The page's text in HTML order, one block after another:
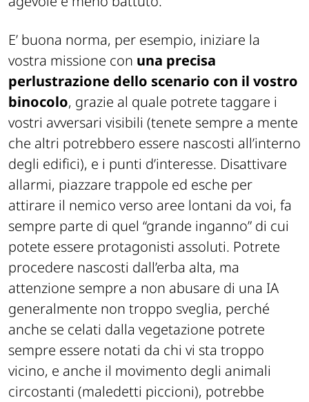
E’ buona norma, per esempio, iniziare la
vostra missione con una precisa
perlustrazione dello scenario con il vostro
binocolo, grazie al quale potrete taggare i
vostri avversari visibili (tenete sempre a mente
che altri potrebbero essere nascosti all’interno
degli edifici), e i punti d’interesse. Disattivare
allarmi, piazzare trappole ed esche per
attirare il nemico verso aree lontani da voi, fa
sempre parte di quel “grande inganno” di cui
potete essere protagonisti assoluti. Potrete
procedere nascosti dall’erba alta, ma
attenzione sempre a non abusare di una IA
generalmente non troppo sveglia, perché
anche se celati dalla vegetazione potrete
sempre essere notati da chi vi sta troppo
vicino, e anche il movimento degli animali
circostanti (maledetti piccioni), potrebbe